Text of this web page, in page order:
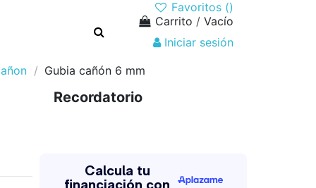
Favoritos ()
Carrito / Vacío
Iniciar sesión
Gubia cañón 6 mm
Recordatorio